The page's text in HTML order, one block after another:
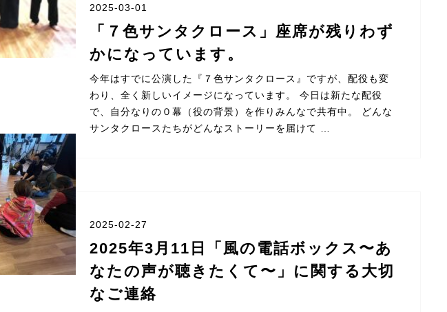
2025-03-01
「７色サンタクロース」座席が残りわず
かになっています。
今年はすでに公演した『７色サンタクロース』ですが、配役も変
わり、全く新しいイメージになっています。 今日は新たな配役
で、自分なりの０幕（役の背景）を作りみんなで共有中。 どんな
サンタクロースたちがどんなストーリーを届けて …
2025-02-27
2025年3月11日「風の電話ボックス〜あ
なたの声が聴きたくて〜」に関する大切
なご連絡